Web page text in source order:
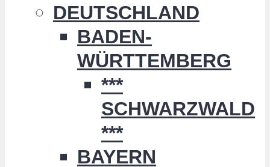
DEUTSCHLAND
BADEN-
WÜRTTEMBERG
***
SCHWARZWALD
***
BAYERN